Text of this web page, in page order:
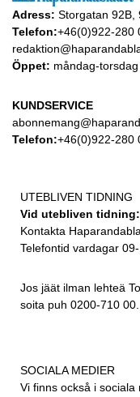
Adress: Storgatan 92B,
Telefon:+46(0)922-280
Öppet: måndag-
KUNDSERVICE
Telefon:+46(0)922-280
UTEBLIVEN TIDNING
Vid utebliven tidning:
Kontakta
Telefontid vardagar 09-
Jos jäät ilman lehteä
soita puh 0200-710 00.
SOCIALA MEDIER
Vi finns också i sociala